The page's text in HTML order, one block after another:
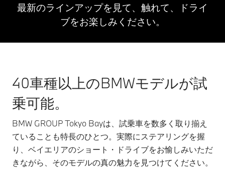
最新のラインアップを見て、触れて、ドライ
ブをお楽しみください。
40車種以上のBMWモデルが試
乗可能。
BMW GROUP Tokyo Bayは、試乗車を数多く取り揃え
ていることも特長のひとつ。実際にステアリングを握
り、ベイエリアのショート・ドライブをお愉しみいただ
きながら、そのモデルの真の魅力を見つけてください。